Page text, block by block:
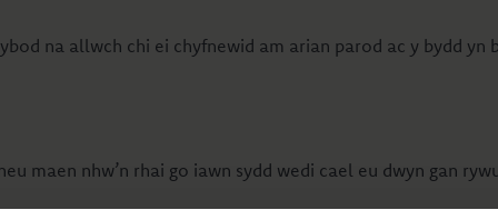
na allwch chi ei chyfnewid am arian parod ac y bydd
maen nhw’n rhai go iawn sydd wedi cael eu dwyn gan